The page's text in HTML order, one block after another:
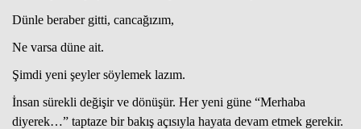
Dünle beraber gitti, cancağızım,
Ne varsa düne ait.
Şimdi yeni şeyler söylemek lazım.
İnsan sürekli değişir ve dönüşür. Her yeni güne “Merhaba
diyerek…” taptaze bir bakış açısıyla hayata devam etmek gerekir.